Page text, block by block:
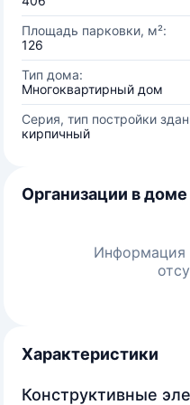
Площадь парковки, м²:
126
Тип дома:
Многоквартирный дом
Серия, тип постройки
кирпичный
Организации в доме
Информация
Характеристики
Конструктивные